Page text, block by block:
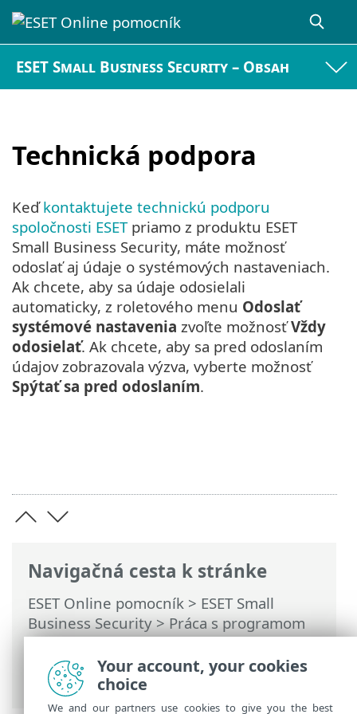
ESET Small Business Security – Obsah
Technická podpora
Navigačná cesta k stránke
ESET Online pomocník > ESET Small
Business Security>Práca s programom
ESET Small Business Security>Rozšírené
nastavenia> Riešenie problémov >
Technická podpora
Keďkontaktujete technickú podporu
spoločnosti ESETpriamo z produktu ESET
Small Business Security, máte možnosť
odoslať aj údaje o systémových nastaveniach.
Ak chcete, aby sa údaje odosielali
automaticky, z roletového menu Odoslať
systémové nastavenia zvoľte možnosťVždy
odosielať. Ak chcete, aby sa pred odoslaním
údajov zobrazovala výzva, vyberte možnosť
Spýtať sa pred odoslaním.
Your account, your cookies
choice
We and our partners use cookies to give you the best